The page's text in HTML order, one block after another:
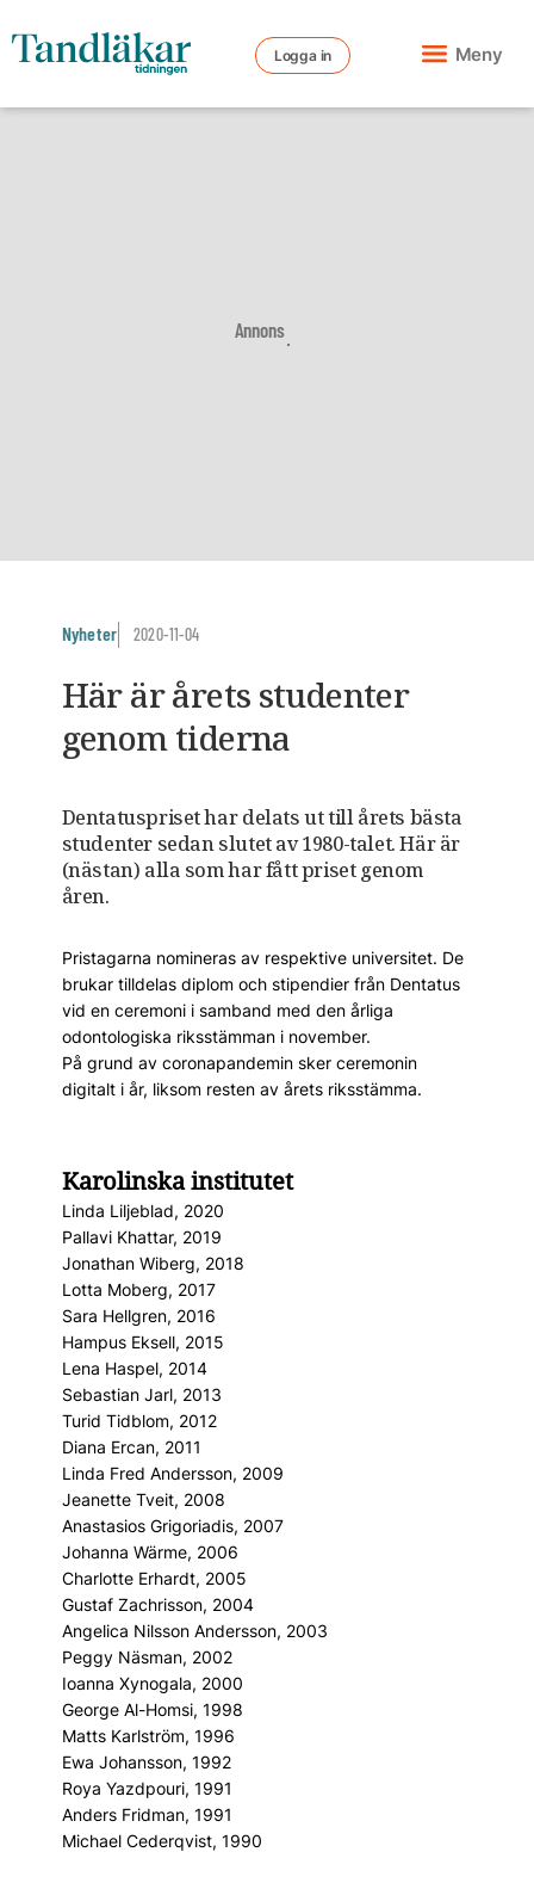
Logga in Meny
Annons
Nyheter 2020-11-04
Här är årets studenter
genom tiderna
Dentatuspriset har delats ut till årets bästa
studenter sedan slutet av 1980-talet. Här är
(nästan) alla som har fått priset genom
åren.
Pristagarna nomineras av respektive universitet. De
brukar tilldelas diplom och stipendier från Dentatus
vid en ceremoni i samband med den årliga
odontologiska riksstämman i november.
På grund av coronapandemin sker ceremonin
digitalt i år, liksom resten av årets riksstämma.
Karolinska institutet
Linda Liljeblad, 2020
Pallavi Khattar, 2019
Jonathan Wiberg, 2018
Lotta Moberg, 2017
Sara Hellgren, 2016
Hampus Eksell, 2015
Lena Haspel, 2014
Sebastian Jarl, 2013
Turid Tidblom, 2012
Diana Ercan, 2011
Linda Fred Andersson, 2009
Jeanette Tveit, 2008
Anastasios Grigoriadis, 2007
Johanna Wärme, 2006
Charlotte Erhardt, 2005
Gustaf Zachrisson, 2004
Angelica Nilsson Andersson, 2003
Peggy Näsman, 2002
Ioanna Xynogala, 2000
George Al-Homsi, 1998
Matts Karlström, 1996
Ewa Johansson, 1992
Roya Yazdpouri, 1991
Anders Fridman, 1991
Michael Cederqvist, 1990